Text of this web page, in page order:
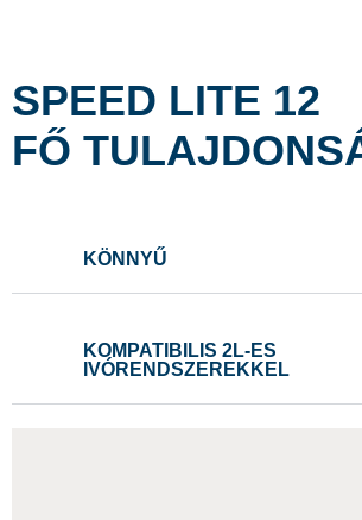
SPEED LITE 12
FŐ
KÖNNYŰ
KOMPATIBILIS 2L-ES
IVÓRENDSZEREKKEL